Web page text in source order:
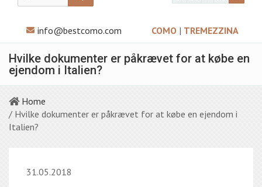
info@bestcomo.com COMO | TREMEZZINA
Hvilke dokumenter er påkrævet for at købe en
ejendom i Italien?
Home
/ Hvilke dokumenter er påkrævet for at købe en ejendom i
Italien?
31.05.2018